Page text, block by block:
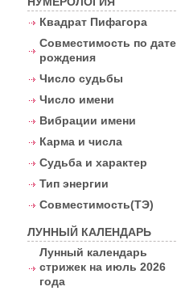
Квадрат Пифагора
Совместимость по дате
рождения
Число судьбы
Число имени
Вибрации имени
Карма и числа
Судьба и характер
Тип энергии
Совместимость(ТЭ)
ЛУННЫЙ КАЛЕНДАРЬ
Лунный календарь
стрижек на июль 2026
года